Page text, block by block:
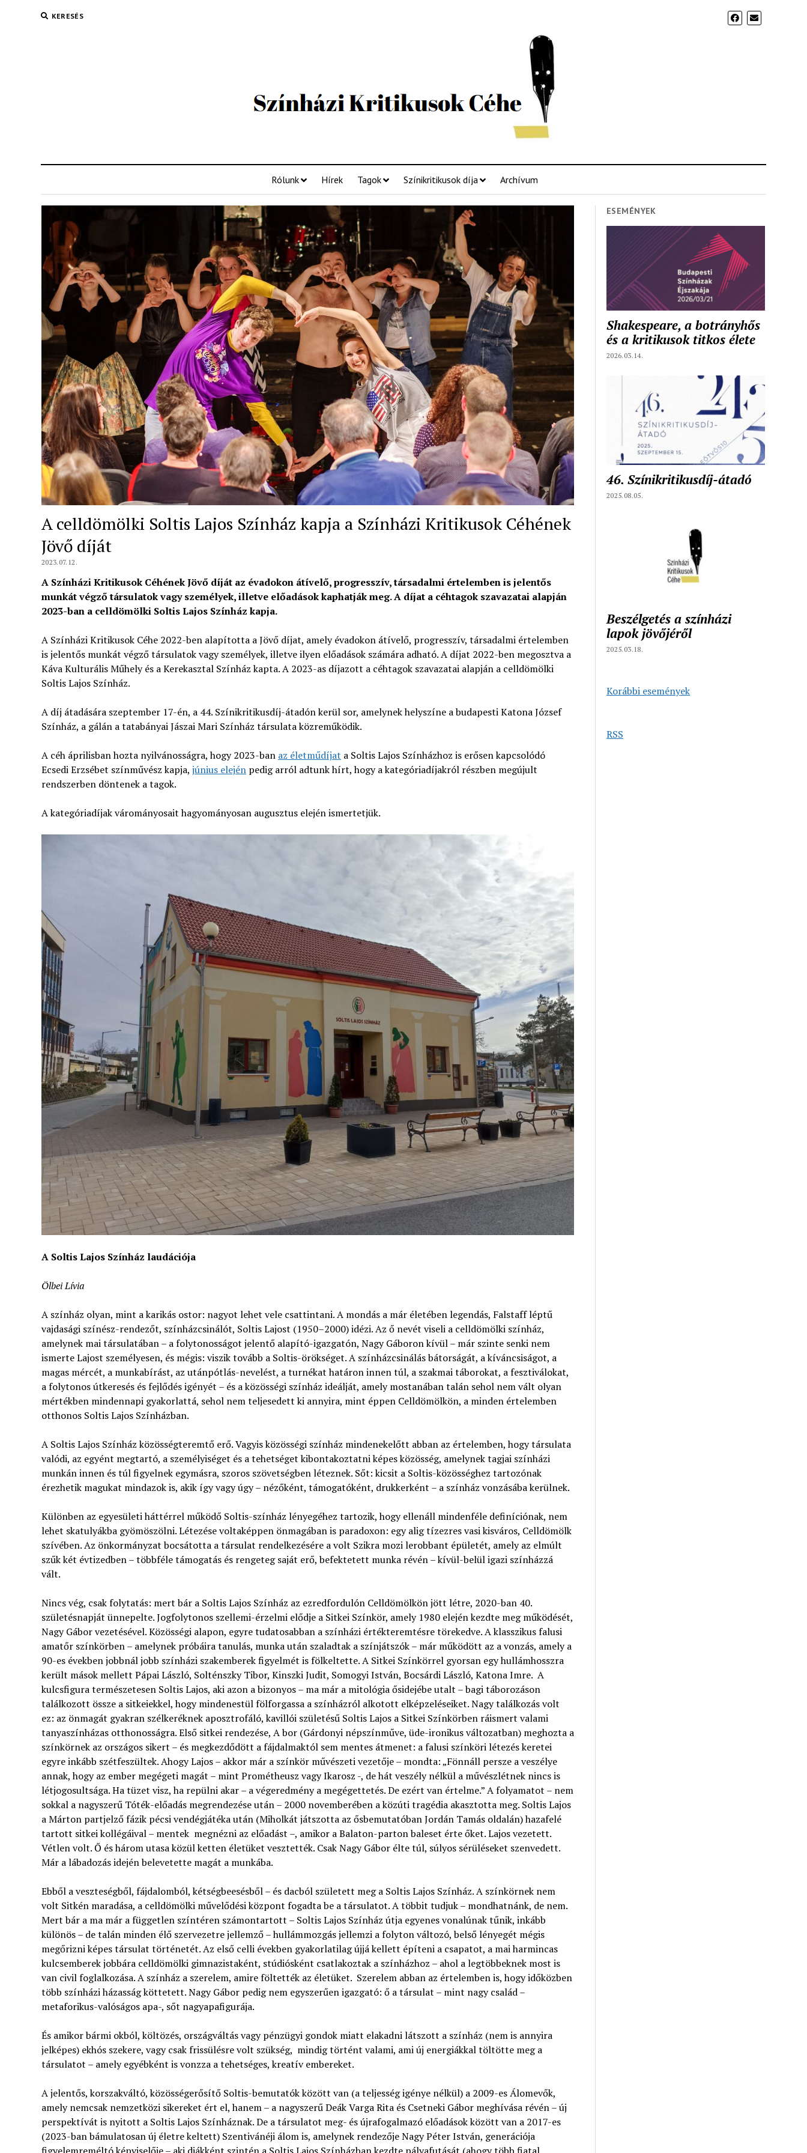
KERESÉS
Rólunk Hírek Tagok Színikritikusok díja Archívum
A celldömölki Soltis Lajos Színház kapja a Színházi Kritikusok Céhének
Jövő díját
2023.07.12.
A Színházi Kritikusok Céhének Jövő díját az évadokon átívelő, progresszív, társadalmi értelemben is jelentős
munkát végző társulatok vagy személyek, illetve előadások kaphatják meg. A díjat a céhtagok szavazatai alapján
2023-ban a celldömölki Soltis Lajos Színház kapja.
A Színházi Kritikusok Céhe 2022-ben alapította a Jövő díjat, amely évadokon átívelő, progresszív, társadalmi értelemben
is jelentős munkát végző társulatok vagy személyek, illetve ilyen előadások számára adható. A díjat 2022-ben megosztva a
Káva Kulturális Műhely és a Kerekasztal Színház kapta. A 2023-as díjazott a céhtagok szavazatai alapján a celldömölki
Soltis Lajos Színház.
A díj átadására szeptember 17-én, a 44. Színikritikusdíj-átadón kerül sor, amelynek helyszíne a budapesti Katona József
Színház, a gálán a tatabányai Jászai Mari Színház társulata közreműködik.
A céh áprilisban hozta nyilvánosságra, hogy 2023-ban az életműdíjat a Soltis Lajos Színházhoz is erősen kapcsolódó
Ecsedi Erzsébet színművész kapja, június elejénpedig arról adtunk hírt, hogy a kategóriadíjakról részben megújult
rendszerben döntenek a tagok.
A kategóriadíjak várományosait hagyományosan augusztus elején ismertetjük.
A Soltis Lajos Színház laudációja
Ölbei Lívia
A színház olyan, mint a karikás ostor: nagyot lehet vele csattintani. A mondás a már életében legendás, Falstaff léptű
vajdasági színész-rendezőt, színházcsinálót, Soltis Lajost (1950–2000) idézi. Az ő nevét viseli a celldömölki színház,
amelynek mai társulatában – a folytonosságot jelentő alapító-igazgatón, Nagy Gáboron kívül – már szinte senki nem
ismerte Lajost személyesen, és mégis: viszik tovább a Soltis-örökséget. A színházcsinálás bátorságát, a kíváncsiságot, a
magas mércét, a munkabírást, az utánpótlás-nevelést, a turnékat határon innen túl, a szakmai táborokat, a fesztiválokat,
a folytonos útkeresés és fejlődés igényét – és a közösségi színház ideálját, amely mostanában talán sehol nem vált olyan
mértékben mindennapi gyakorlattá, sehol nem teljesedett ki annyira, mint éppen Celldömölkön, a minden értelemben
otthonos Soltis Lajos Színházban.
A Soltis Lajos Színház közösségteremtő erő. Vagyis közösségi színház mindenekelőtt abban az értelemben, hogy társulata
valódi, az egyént megtartó, a személyiséget és a tehetséget kibontakoztatni képes közösség, amelynek tagjai színházi
munkán innen és túl figyelnek egymásra, szoros szövetségben léteznek. Sőt: kicsit a Soltis-közösséghez tartozónak
érezhetik magukat mindazok is, akik így vagy úgy – nézőként, támogatóként, drukkerként – a színház vonzásába kerülnek.
Különben az egyesületi háttérrel működő Soltis-színház lényegéhez tartozik, hogy ellenáll mindenféle definíciónak, nem
lehet skatulyákba gyömöszölni. Létezése voltaképpen önmagában is paradoxon: egy alig tízezres vasi kisváros, Celldömölk
szívében. Az önkormányzat bocsátotta a társulat rendelkezésére a volt Szikra mozi lerobbant épületét, amely az elmúlt
szűk két évtizedben – többféle támogatás és rengeteg saját erő, befektetett munka révén – kívül-belül igazi színházzá
vált.
Nincs vég, csak folytatás: mert bár a Soltis Lajos Színház az ezredfordulón Celldömölkön jött létre, 2020-ban 40.
születésnapját ünnepelte. Jogfolytonos szellemi-érzelmi elődje a Sitkei Színkör, amely 1980 elején kezdte meg működését,
Nagy Gábor vezetésével. Közösségi alapon, egyre tudatosabban a színházi értékteremtésre törekedve. A klasszikus falusi
amatőr színkörben – amelynek próbáira tanulás, munka után szaladtak a színjátszók – már működött az a vonzás, amely a
90-es években jobbnál jobb színházi szakemberek figyelmét is fölkeltette. A Sitkei Színkörrel gyorsan egy hullámhosszra
került mások mellett Pápai László, Solténszky Tibor, Kinszki Judit, Somogyi István, Bocsárdi László, Katona Imre. A
kulcsfigura természetesen Soltis Lajos, aki azon a bizonyos – ma már a mitológia ősidejébe utalt – bagi táborozáson
találkozott össze a sitkeiekkel, hogy mindenestül fölforgassa a színházról alkotott elképzeléseiket. Nagy találkozás volt
ez: az önmagát gyakran szélkeréknek aposztrofáló, kavillói születésű Soltis Lajos a Sitkei Színkörben ráismert valami
tanyaszínházas otthonosságra. Első sitkei rendezése, A bor (Gárdonyi népszínműve, üde-ironikus változatban) meghozta a
színkörnek az országos sikert – és megkezdődött a fájdalmaktól sem mentes átmenet: a falusi színköri létezés keretei
egyre inkább szétfeszültek. Ahogy Lajos – akkor már a színkör művészeti vezetője – mondta: „Fönnáll persze a veszélye
annak, hogy az ember megégeti magát – mint Prométheusz vagy Ikarosz -, de hát veszély nélkül a művészlétnek nincs is
létjogosultsága. Ha tüzet visz, ha repülni akar – a végeredmény a megégettetés. De ezért van értelme.” A folyamatot – nem
sokkal a nagyszerű Tóték-előadás megrendezése után – 2000 novemberében a közúti tragédia akasztotta meg. Soltis Lajos
a Márton partjelző fázik pécsi vendégjátéka után (Miholkát játszotta az ősbemutatóban Jordán Tamás oldalán) hazafelé
tartott sitkei kollégáival – mentek megnézni az előadást –, amikor a Balaton-parton baleset érte őket. Lajos vezetett.
Vétlen volt. Ő és három utasa közül ketten életüket vesztették. Csak Nagy Gábor élte túl, súlyos sérüléseket szenvedett.
Már a lábadozás idején belevetette magát a munkába.
Ebből a veszteségből, fájdalomból, kétségbeesésből – és dacból született meg a Soltis Lajos Színház. A színkörnek nem
volt Sitkén maradása, a celldömölki művelődési központ fogadta be a társulatot. A többit tudjuk – mondhatnánk, de nem.
Mert bár a ma már a független színtéren számontartott – Soltis Lajos Színház útja egyenes vonalúnak tűnik, inkább
különös – de talán minden élő szervezetre jellemző – hullámmozgás jellemzi a folyton változó, belső lényegét mégis
megőrizni képes társulat történetét. Az első celli években gyakorlatilag újjá kellett építeni a csapatot, a mai harmincas
kulcsemberek jobbára celldömölki gimnazistaként, stúdiósként csatlakoztak a színházhoz – ahol a legtöbbeknek most is
van civil foglalkozása. A színház a szerelem, amire föltették az életüket. Szerelem abban az értelemben is, hogy időközben
több színházi házasság köttetett. Nagy Gábor pedig nem egyszerűen igazgató: ő a társulat – mint nagy család –
metaforikus-valóságos apa-, sőt nagyapafigurája.
És amikor bármi okból, költözés, országváltás vagy pénzügyi gondok miatt elakadni látszott a színház (nem is annyira
jelképes) ekhós szekere, vagy csak frissülésre volt szükség, mindig történt valami, ami új energiákkal töltötte meg a
társulatot – amely egyébként is vonzza a tehetséges, kreatív embereket.
A jelentős, korszakváltó, közösségerősítő Soltis-bemutatók között van (a teljesség igénye nélkül) a 2009-es Álomevők,
amely nemcsak nemzetközi sikereket ért el, hanem – a nagyszerű Deák Varga Rita és Csetneki Gábor meghívása révén – új
perspektívát is nyitott a Soltis Lajos Színháznak. De a társulatot meg- és újrafogalmazó előadások között van a 2017-es
(2023-ban bámulatosan új életre keltett) Szentivánéji álom is, amelynek rendezője Nagy Péter István, generációja
ESEMÉNYEK
Shakespeare, a botrányhős
és a kritikusok titkos élete
2026.03.14.
46. Színikritikusdíj-átadó
2025.08.05.
Beszélgetés a színházi
lapok jövőjéről
2025.03.18.
Korábbi események
RSS